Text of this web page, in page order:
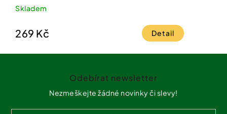
Skladem
269 Kč Detail
Odebírat newsletter
Nezmeškejte žádné novinky či slevy!